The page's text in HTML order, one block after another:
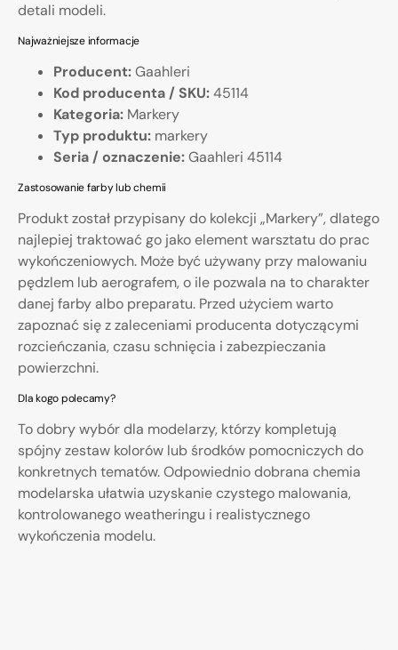
detali modeli.
Najważniejsze informacje
Producent:Gaahleri
Kod producenta / SKU:45114
Kategoria: Markery
Typ produktu: markery
Seria / oznaczenie:Gaahleri 45114
Zastosowanie farby lub chemii
Produkt został przypisany do kolekcji „Markery”, dlatego
najlepiej traktować go jako element warsztatu do prac
wykończeniowych. Może być używany przy malowaniu
pędzlem lub aerografem, o ile pozwala na to charakter
danej farby albo preparatu. Przed użyciem warto
zapoznać się z zaleceniami producenta dotyczącymi
rozcieńczania, czasu schnięcia i zabezpieczania
powierzchni.
Dla kogo polecamy?
To dobry wybór dla modelarzy, którzy kompletują
spójny zestaw kolorów lub środków pomocniczych do
konkretnych tematów. Odpowiednio dobrana chemia
modelarska ułatwia uzyskanie czystego malowania,
kontrolowanego weatheringu i realistycznego
wykończenia modelu.